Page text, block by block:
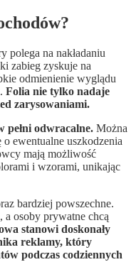
polega na nakładaniu
zabieg zyskuje na
odmienienie wyglądu
Folia nie tylko nadaje
zarysowaniami.
pełni odwracalne. Można
ewentualne uszkodzenia
mają możliwość
i wzorami, unikając
bardziej powszechne.
a osoby prywatne chcą
stanowi doskonały
reklamy, który
podczas codziennych